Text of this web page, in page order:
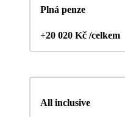
Plná penze
+20 020 Kč /celkem
All inclusive